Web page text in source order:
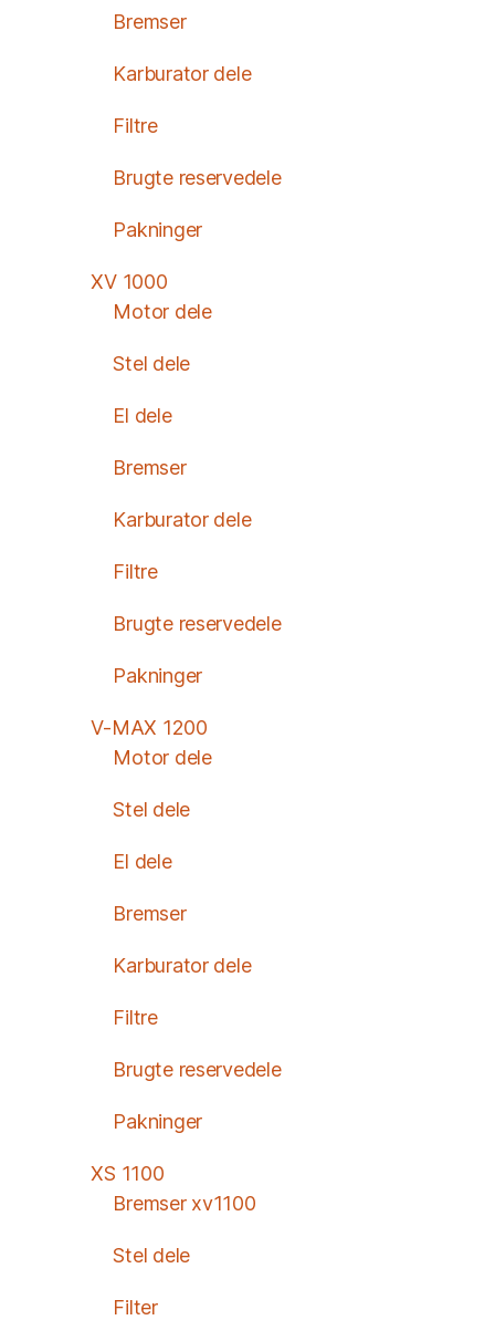
Bremser
Karburator dele
Filtre
Brugte reservedele
Pakninger
XV 1000
Motor dele
Stel dele
El dele
Bremser
Karburator dele
Filtre
Brugte reservedele
Pakninger
V-MAX 1200
Motor dele
Stel dele
El dele
Bremser
Karburator dele
Filtre
Brugte reservedele
Pakninger
XS 1100
Bremser xv1100
Stel dele
Filter